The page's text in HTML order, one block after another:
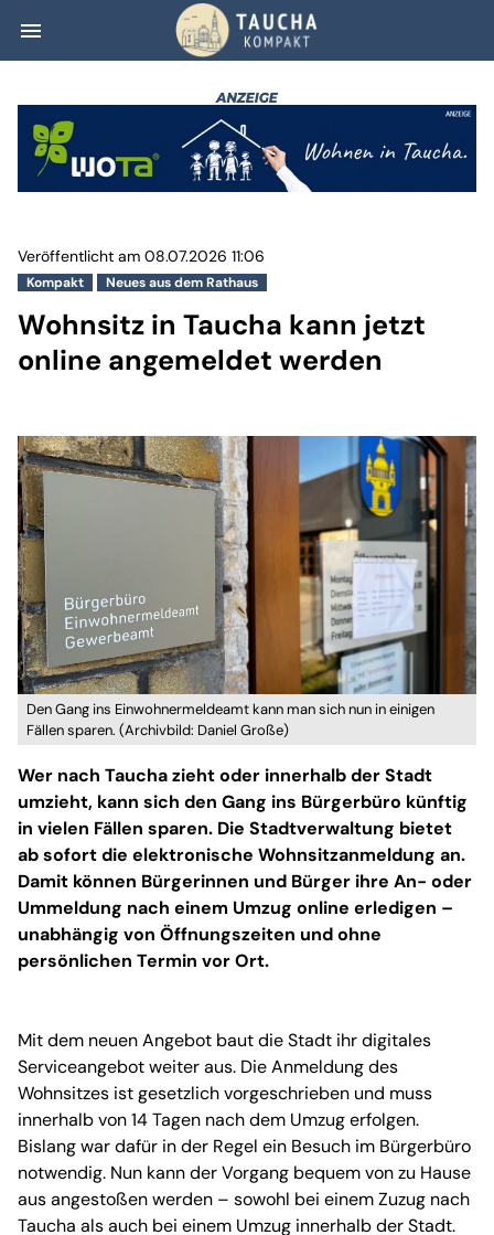
menu Wohnsitz in
Kompakt Neues aus dem Rathaus
Veröffentlicht am 08.07.2026 11:06
Wohnsitz in Taucha kann jetzt
online angemeldet werden
Den Gang ins Einwohnermeldeamt kann man sich nun in einigen
Fällen sparen. (Archivbild: Daniel Große)
Wer nach Taucha zieht oder innerhalb der Stadt
umzieht, kann sich den Gang ins Bürgerbüro künftig
in vielen Fällen sparen. Die Stadtverwaltung bietet
ab sofort die elektronische Wohnsitzanmeldung an.
Damit können Bürgerinnen und Bürger ihre An- oder
Ummeldung nach einem Umzug online erledigen –
unabhängig von Öffnungszeiten und ohne
persönlichen Termin vor Ort.
Mit dem neuen Angebot baut die Stadt ihr digitales
Serviceangebot weiter aus. Die Anmeldung des
Wohnsitzes ist gesetzlich vorgeschrieben und muss
innerhalb von 14 Tagen nach dem Umzug erfolgen.
Bislang war dafür in der Regel ein Besuch im Bürgerbüro
notwendig. Nun kann der Vorgang bequem von zu Hause
aus angestoßen werden – sowohl bei einem Zuzug nach
Taucha als auch bei einem Umzug innerhalb der Stadt.